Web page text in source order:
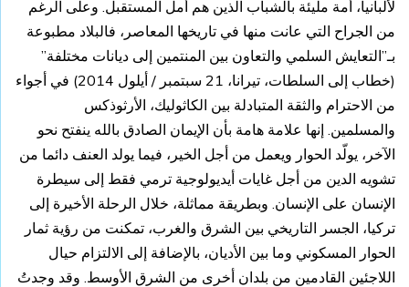
لألبانيا، أمة مليئة بالشباب الذين هم أمل المستقبل. وعلى الرغم
من الجراح التي عانت منها في تاريخها المعاصر، فالبلاد مطبوعة
بـ”التعايش السلمي والتعاون بين المنتمين إلى ديانات مختلفة”
(خطاب إلى السلطات، تيرانا، 21 سبتمبر / أيلول 2014) في أجواء
من الاحترام والثقة المتبادلة بين الكاثوليك، الأرثوذكس
والمسلمين. إنها علامة هامة بأن الإيمان الصادق بالله ينفتح نحو
الآخر، يولّد الحوار ويعمل من أجل الخير، فيما يولد العنف دائما من
تشويه الدين من أجل غايات أيديولوجية ترمي فقط إلى سيطرة
الإنسان على الإنسان. وبطريقة مماثلة، خلال الرحلة الأخيرة إلى
تركيا، الجسر التاريخي بين الشرق والغرب، تمكنت من رؤية ثمار
الحوار المسكوني وما بين الأديان، بالإضافة إلى الالتزام حيال
اللاجئين القادمين من بلدان أخرى من الشرق الأوسط. وقد وجدتُ